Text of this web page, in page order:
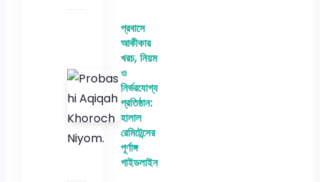
প্রবাসে
আকীকার
খরচ, নিয়ম
ও
নির্ভরযোগ্য
প্রতিষ্ঠান:
হালাল
রেমিটেন্সের
পূর্ণাঙ্গ
গাইডলাইন